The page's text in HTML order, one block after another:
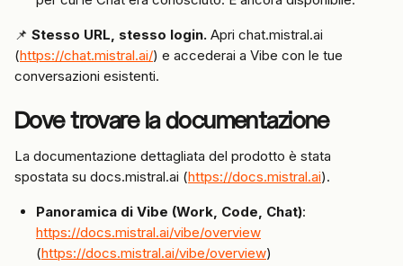
📌 Stesso URL, stesso login. Apri chat.mistral.ai
(https://chat.mistral.ai/) e accederai a Vibe con le tue
conversazioni esistenti.
Dove trovare la documentazione
La documentazione dettagliata del prodotto è stata
spostata su docs.mistral.ai (https://docs.mistral.ai).
Panoramica di Vibe (Work, Code, Chat):
https://docs.mistral.ai/vibe/overview
(https://docs.mistral.ai/vibe/overview)